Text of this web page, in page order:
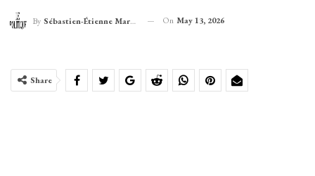
By Sébastien-Étienne Marechal On May 13, 2026
Share